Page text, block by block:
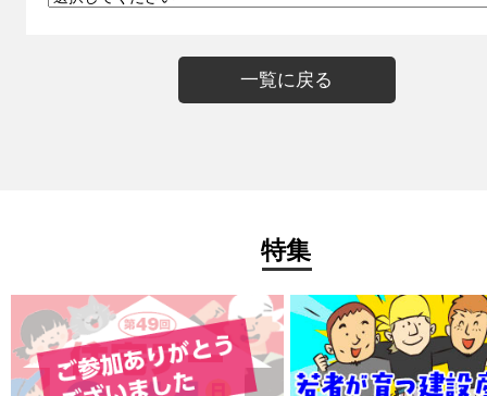
一覧に戻る
特集